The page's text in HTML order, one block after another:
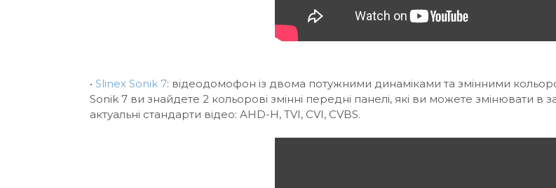
• Slinex Sonik 7: відеодомофон із двома потужними динаміками та змінними
Sonik 7 ви знайдете 2 кольорові змінні передні панелі, які ви можете змінювати в
актуальні стандарти відео: AHD-H, TVI, CVI, CVBS.